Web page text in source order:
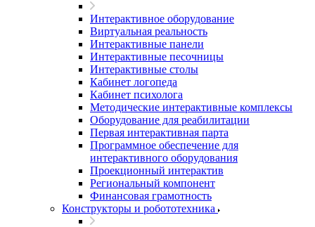
Интерактивное оборудование
Виртуальная реальность
Интерактивные панели
Интерактивные песочницы
Интерактивные столы
Кабинет логопеда
Кабинет психолога
Методические интерактивные комплексы
Оборудование для реабилитации
Первая интерактивная парта
Программное обеспечение для
интерактивного оборудования
Проекционный интерактив
Региональный компонент
Финансовая грамотность
Конструкторы и робототехника